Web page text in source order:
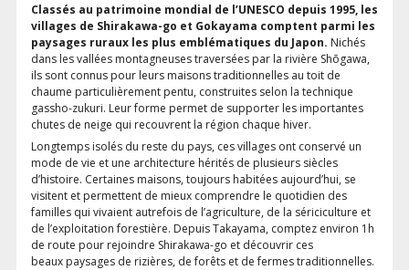
Classés au patrimoine mondial de l’UNESCO depuis 1995, les
villages de Shirakawa-go et Gokayama comptent parmi les
paysages ruraux les plus emblématiques du Japon. Nichés
dans les vallées montagneuses traversées par la rivière Shōgawa,
ils sont connus pour leurs maisons traditionnelles au toit de
chaume particulièrement pentu, construites selon la technique
gassho-zukuri. Leur forme permet de supporter les importantes
chutes de neige qui recouvrent la région chaque hiver.
Longtemps isolés du reste du pays, ces villages ont conservé un
mode de vie et une architecture hérités de plusieurs siècles
d’histoire. Certaines maisons, toujours habitées aujourd’hui, se
visitent et permettent de mieux comprendre le quotidien des
familles qui vivaient autrefois de l’agriculture, de la sériciculture et
de l’exploitation forestière. Depuis Takayama, comptez environ 1h
de route pour rejoindre Shirakawa-go et découvrir ces
beaux paysages de rizières, de forêts et de fermes traditionnelles.